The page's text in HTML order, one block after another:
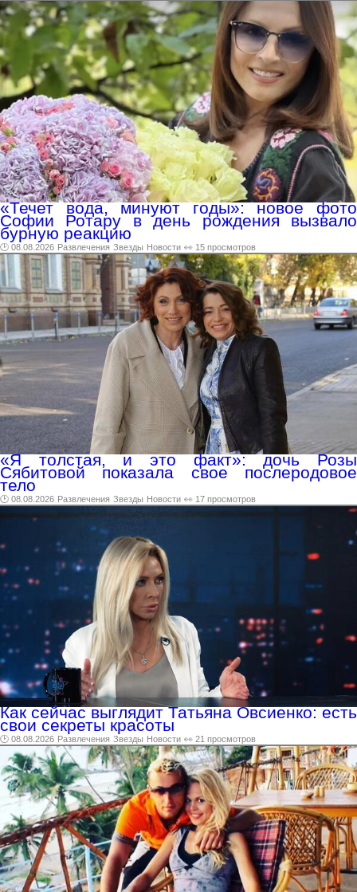
«Течет вода, минуют годы»: новое фото
Софии Ротару в день рождения вызвало
бурную реакцию
🕑 08.08.2026 Развлечения Звезды Новости 👀 15 просмотров
«Я толстая, и это факт»: дочь Розы
Сябитовой показала свое послеродовое
тело
🕑 08.08.2026 Развлечения Звезды Новости 👀 17 просмотров
Как сейчас выглядит Татьяна Овсиенко: есть
свои секреты красоты
🕑 08.08.2026 Развлечения Звезды Новости 👀 21 просмотров